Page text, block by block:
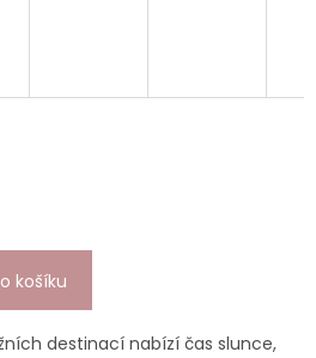
košíku
destinací nabízí čas slunce,